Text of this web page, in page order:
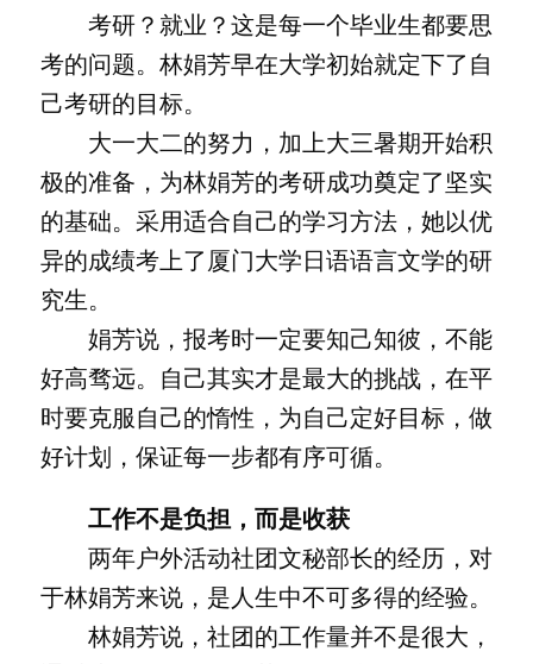
考研？就业？这是每一个毕业生都要思
考的问题。林娟芳早在大学初始就定下了自
己考研的目标。
大一大二的努力，加上大三暑期开始积
极的准备，为林娟芳的考研成功奠定了坚实
的基础。采用适合自己的学习方法，她以优
异的成绩考上了厦门大学日语语言文学的研
究生。
娟芳说，报考时一定要知己知彼，不能
好高骛远。自己其实才是最大的挑战，在平
时要克服自己的惰性，为自己定好目标，做
好计划，保证每一步都有序可循。
工作不是负担，而是收获
两年户外活动社团文秘部长的经历，对
于林娟芳来说，是人生中不可多得的经验。
林娟芳说，社团的工作量并不是很大，